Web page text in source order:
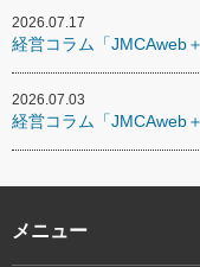
2026.07.17
経営コラム「JMCAweb
2026.07.03
経営コラム「JMCAweb
メニュー